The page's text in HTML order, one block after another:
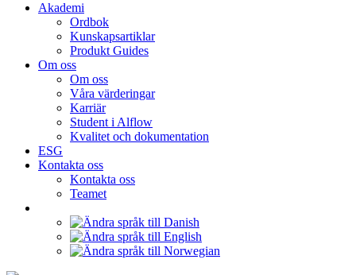
Akademi
Ordbok
Kunskapsartiklar
Produkt Guides
Om oss
Om oss
Våra värderingar
Karriär
Student i Alflow
Kvalitet och dokumentation
ESG
Kontakta oss
Kontakta oss
Teamet